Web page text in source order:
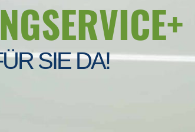
SIE DA!